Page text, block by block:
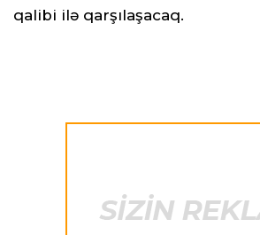
qalibi ilə qarşılaşacaq.